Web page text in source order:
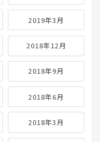
2019年3月
2018年12月
2018年9月
2018年6月
2018年3月